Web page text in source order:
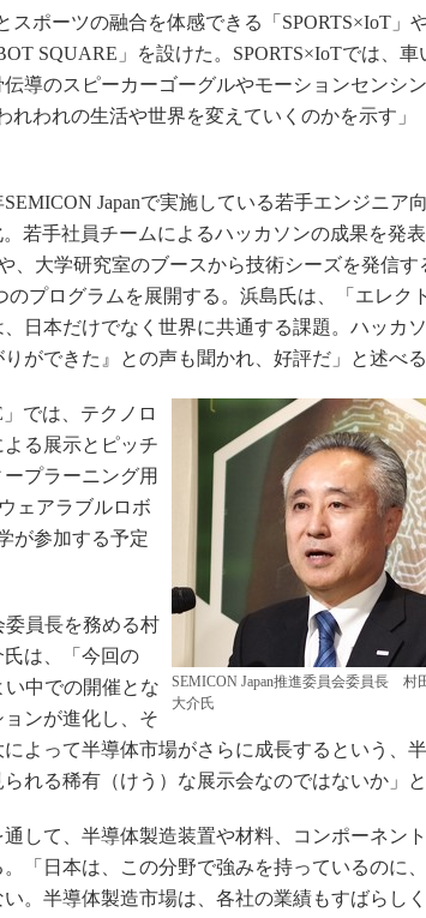
ポーツの融合を体感できる「SPORTS×IoT」
SQUARE」を設けた。SPORTS×IoTでは、車
導のスピーカーゴーグルやモーションセンシ
れわれの生活や世界を変えていくのかを示す」
Japanで実施している若手エンジニア
若手社員チームによるハッカソンの成果を発
、大学研究室のブースから技術シーズを発信す
のプログラムを展開する。浜島氏は、「エレク
日本だけでなく世界に共通する課題。ハッカ
ができた』との声も聞かれ、好評だ」と述べる
SEMICON Japan推進委員会委員長 村
大介氏
では、テクノロ
る展示とピッチ
プラーニング用
ェアラブルロボ
が参加する予定
委員長を務める村
は、「今回の
い中での開催とな
ンが進化し、そ
よって半導体市場がさらに成長するという、
れる稀有（けう）な展示会なのではないか」と
して、半導体製造装置や材料、コンポーネン
「日本は、この分野で強みを持っているのに
。半導体製造市場は、各社の業績もすばらし